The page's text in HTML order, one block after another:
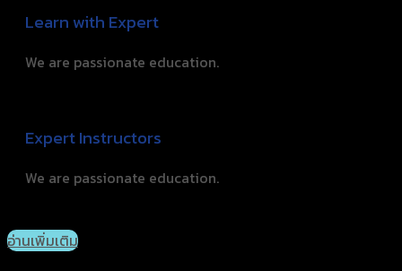
Learn with Expert
We are passionate education.
Expert Instructors
We are passionate education.
อ่านเพิ่มเติม